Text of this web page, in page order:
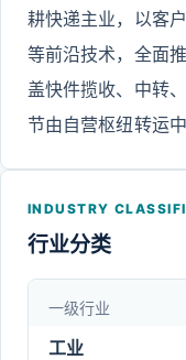
耕快递主业，以客
等前沿技术，全面
盖快件揽收、中转
节由自营枢纽转运
心及加盟商管理、
理。同时，公司深
队、优质航线、全
INDUSTRY
行业分类
一级行业
工业